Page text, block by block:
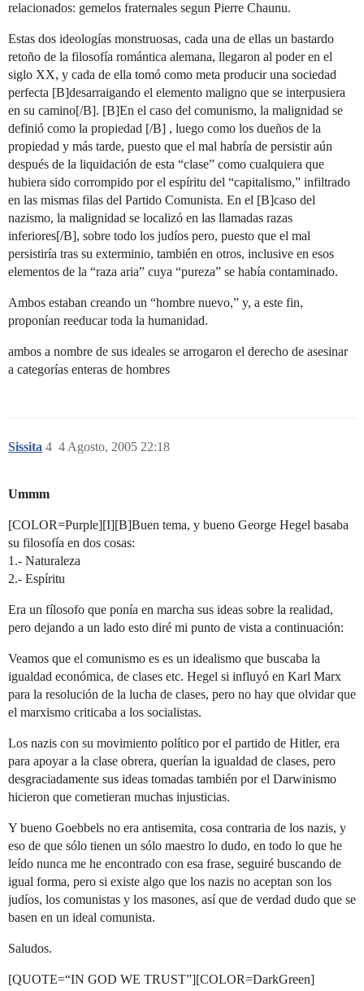
relacionados: gemelos fraternales segun Pierre Chaunu.
Estas dos ideologías monstruosas, cada una de ellas un bastardo
retoño de la filosofía romántica alemana, llegaron al poder en el
siglo XX, y cada de ella tomó como meta producir una sociedad
perfecta [B]desarraigando el elemento maligno que se interpusiera
en su camino[/B]. [B]En el caso del comunismo, la malignidad se
definió como la propiedad [/B] , luego como los dueños de la
propiedad y más tarde, puesto que el mal habría de persistir aún
después de la liquidación de esta “clase” como cualquiera que
hubiera sido corrompido por el espíritu del “capitalismo,” infiltrado
en las mismas filas del Partido Comunista. En el [B]caso del
nazismo, la malignidad se localizó en las llamadas razas
inferiores[/B], sobre todo los judíos pero, puesto que el mal
persistiría tras su exterminio, también en otros, inclusive en esos
elementos de la “raza aria” cuya “pureza” se había contaminado.
Ambos estaban creando un “hombre nuevo,” y, a este fin,
proponían reeducar toda la humanidad.
ambos a nombre de sus ideales se arrogaron el derecho de asesinar
a categorías enteras de hombres
Sissita 4 Agosto, 2005 22:18
4
Ummm
[COLOR=Purple][I][B]Buen tema, y bueno George Hegel basaba
su filosofía en dos cosas:
1.- Naturaleza
2.- Espíritu
Era un fílosofo que ponía en marcha sus ideas sobre la realidad,
pero dejando a un lado esto diré mi punto de vista a continuación:
Veamos que el comunismo es es un idealismo que buscaba la
igualdad económica, de clases etc. Hegel si influyó en Karl Marx
para la resolución de la lucha de clases, pero no hay que olvidar que
el marxismo criticaba a los socialistas.
Los nazis con su movimiento político por el partido de Hitler, era
para apoyar a la clase obrera, querían la igualdad de clases, pero
desgraciadamente sus ideas tomadas también por el Darwinismo
hicieron que cometieran muchas injusticias.
Y bueno Goebbels no era antisemita, cosa contraria de los nazis, y
eso de que sólo tienen un sólo maestro lo dudo, en todo lo que he
leído nunca me he encontrado con esa frase, seguiré buscando de
igual forma, pero si existe algo que los nazis no aceptan son los
judíos, los comunistas y los masones, así que de verdad dudo que se
basen en un ideal comunista.
Saludos.
[QUOTE=“IN GOD WE TRUST”][COLOR=DarkGreen]